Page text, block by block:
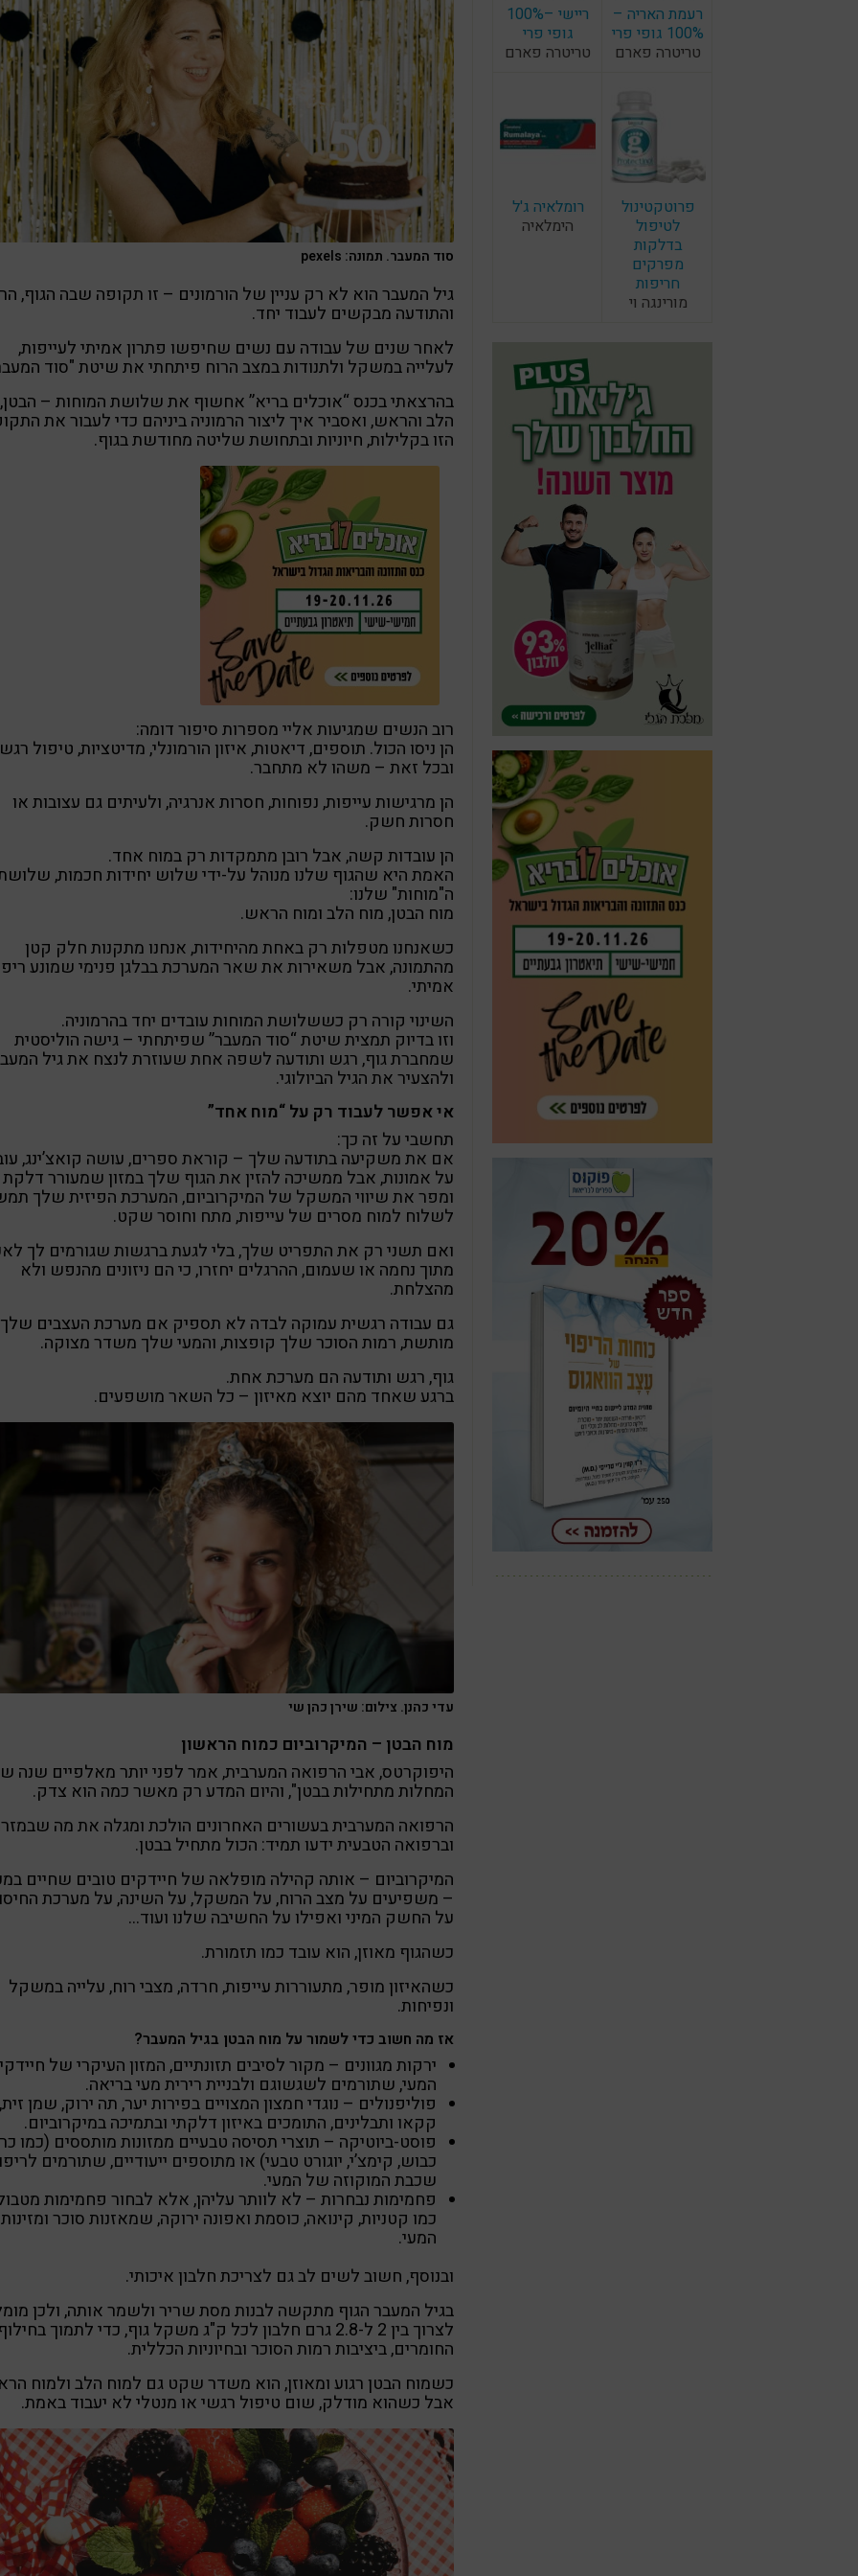
רעמת האריה –
100% גופי פרי
טריטרה פארם
ריישי –100%
גופי פרי
טריטרה פארם
פרוטקטינול
לטיפול
בדלקות
מפרקים
חריפות
מורינגה וי
רומלאיה ג'ל
הימלאיה
סוד המעבר. תמונה: pexels
גיל המעבר הוא לא רק עניין של הורמונים – זו תקופה שבה הגוף,
והתודעה מבקשים לעבוד יחד.
לאחר שנים של עבודה עם נשים שחיפשו פתרון אמיתי לעייפות,
לעלייה במשקל ולתנודות במצב הרוח פיתחתי את שיטת "סוד
בהרצאתי בכנס “אוכלים בריא” אחשוף את שלושת המוחות – הבטן,
הלב והראש, ואסביר איך ליצור הרמוניה ביניהם כדי לעבור את
הזו בקלילות, חיוניות ובתחושת שליטה מחודשת בגוף.
רוב הנשים שמגיעות אליי מספרות סיפור דומה:
הן ניסו הכול. תוספים, דיאטות, איזון הורמונלי, מדיטציות, טיפול
ובכל זאת – משהו לא מתחבר.
הן מרגישות עייפות, נפוחות, חסרות אנרגיה, ולעיתים גם עצובות או
חסרות חשק.
הן עובדות קשה, אבל רובן מתמקדות רק במוח אחד.
האמת היא שהגוף שלנו מנוהל על-ידי שלוש יחידות חכמות,
ה"מוחות" שלנו:
מוח הבטן, מוח הלב ומוח הראש.
כשאנחנו מטפלות רק באחת מהיחידות, אנחנו מתקנות חלק קטן
מהתמונה, אבל משאירות את שאר המערכת בבלגן פנימי שמונע
אמיתי.
השינוי קורה רק כששלושת המוחות עובדים יחד בהרמוניה.
וזו בדיוק תמצית שיטת “סוד המעבר” שפיתחתי – גישה הוליסטית
שמחברת גוף, רגש ותודעה לשפה אחת שעוזרת לנצח את גיל
ולהצעיר את הגיל הביולוגי.
אי אפשר לעבוד רק על “מוח אחד”
תחשבי על זה כך:
אם את משקיעה בתודעה שלך – קוראת ספרים, עושה קואצ’ינג,
על אמונות, אבל ממשיכה להזין את הגוף שלך במזון שמעורר דלקת
ומפר את שיווי המשקל של המיקרוביום, המערכת הפיזית שלך
לשלוח למוח מסרים של עייפות, מתח וחוסר שקט.
ואם תשני רק את התפריט שלך, בלי לגעת ברגשות שגורמים לך
מתוך נחמה או שעמום, ההרגלים יחזרו, כי הם ניזונים מהנפש ולא
מהצלחת.
גם עבודה רגשית עמוקה לבדה לא תספיק אם מערכת העצבים שלך
מותשת, רמות הסוכר שלך קופצות, והמעי שלך משדר מצוקה.
גוף, רגש ותודעה הם מערכת אחת.
ברגע שאחד מהם יוצא מאיזון – כל השאר מושפעים.
עדי כהנן. צילום: שירן כהן שי
מוח הבטן – המיקרוביום כמוח הראשון
היפוקרטס, אבי הרפואה המערבית, אמר לפני יותר מאלפיים שנה
המחלות מתחילות בבטן", והיום המדע רק מאשר כמה הוא צדק.
הרפואה המערבית בעשורים האחרונים הולכת ומגלה את מה
וברפואה הטבעית ידעו תמיד: הכול מתחיל בבטן.
המיקרוביום – אותה קהילה מופלאה של חיידקים טובים שחיים
– משפיעים על מצב הרוח, על המשקל, על השינה, על מערכת
על החשק המיני ואפילו על החשיבה שלנו ועוד…
כשהגוף מאוזן, הוא עובד כמו תזמורת.
כשהאיזון מופר, מתעוררות עייפות, חרדה, מצבי רוח, עלייה במשקל
ונפיחות.
אז מה חשוב כדי לשמור על מוח הבטן בגיל המעבר?
ירקות מגוונים – מקור לסיבים תזונתיים, המזון העיקרי של חיידקי
המעי, שתורמים לשגשוגם ולבניית רירית מעי בריאה.
פוליפנולים – נוגדי חמצון המצויים בפירות יער, תה ירוק, שמן זית,
קקאו ותבלינים, התומכים באיזון דלקתי ובתמיכה במיקרוביום.
פוסט-ביוטיקה – תוצרי תסיסה טבעיים ממזונות מותססים (כמו
כבוש, קימצ’י, יוגורט טבעי) או מתוספים ייעודיים, שתורמים
שכבת המוקוזה של המעי.
פחמימות נבחרות – לא לוותר עליהן, אלא לבחור פחמימות
כמו קטניות, קינואה, כוסמת ואפונה ירוקה, שמאזנות סוכר
המעי.
ובנוסף, חשוב לשים לב גם לצריכת חלבון איכותי.
בגיל המעבר הגוף מתקשה לבנות מסת שריר ולשמר אותה, ולכן
לצרוך בין 2 ל-2.8 גרם חלבון לכל ק"ג משקל גוף, כדי לתמוך
החומרים, ביציבות רמות הסוכר ובחיוניות הכללית.
כשמוח הבטן רגוע ומאוזן, הוא משדר שקט גם למוח הלב ולמוח
אבל כשהוא מודלק, שום טיפול רגשי או מנטלי לא יעבוד באמת.